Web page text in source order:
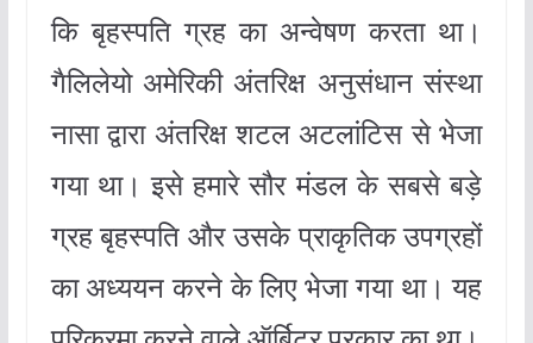
कि बृहस्पति ग्रह का अन्वेषण करता था।
गैलिलेयो अमेरिकी अंतरिक्ष अनुसंधान संस्था
नासा द्वारा अंतरिक्ष शटल अटलांटिस से भेजा
गया था। इसे हमारे सौर मंडल के सबसे बड़े
ग्रह बृहस्पति और उसके प्राकृतिक उपग्रहों
का अध्ययन करने के लिए भेजा गया था। यह